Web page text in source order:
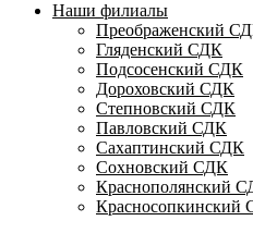
Наши филиалы
Преображенский
Гляденский СДК
Подсосенский СДК
Дороховский СДК
Степновский СДК
Павловский СДК
Сахаптинский СДК
Сохновский СДК
Краснополянский
Красносопкинский